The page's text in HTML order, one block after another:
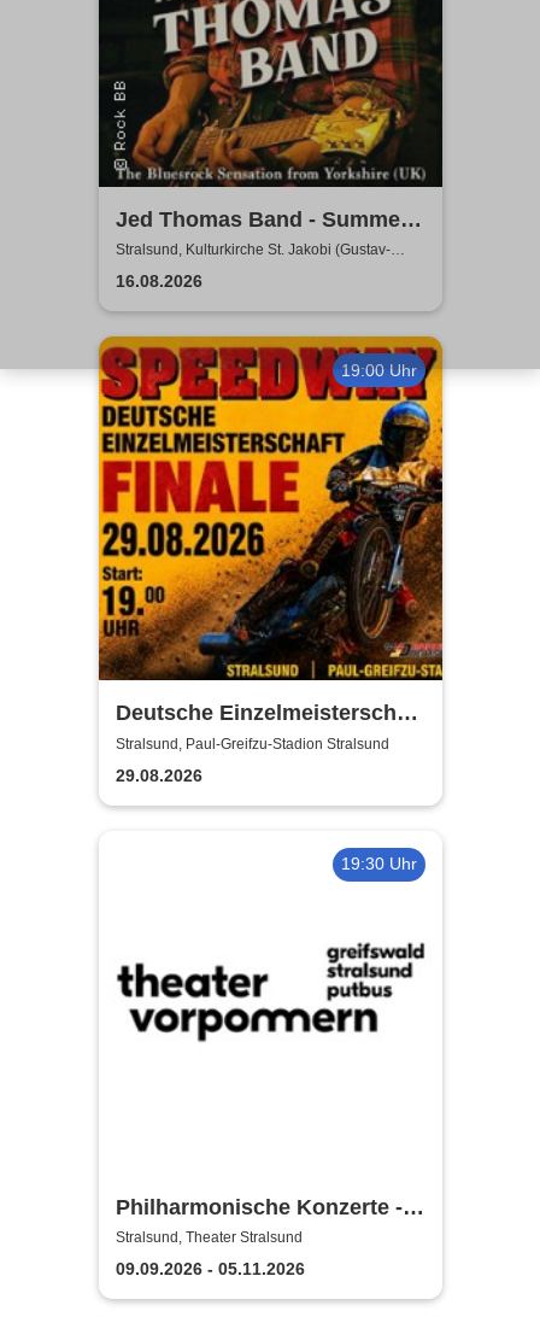
Jed Thomas Band - Summer
Tour 2026
Stralsund, Kulturkirche St. Jakobi (Gustav-
Adolf-Saal)
16.08.2026
19:00 Uhr
Deutsche Einzelmeisterschaft
Finale | MC Nordstern
Stralsund
Stralsund, Paul-Greifzu-Stadion Stralsund
29.08.2026
19:30 Uhr
Philharmonische Konzerte -
Theater Vorpommern
Stralsund, Theater Stralsund
09.09.2026 - 05.11.2026